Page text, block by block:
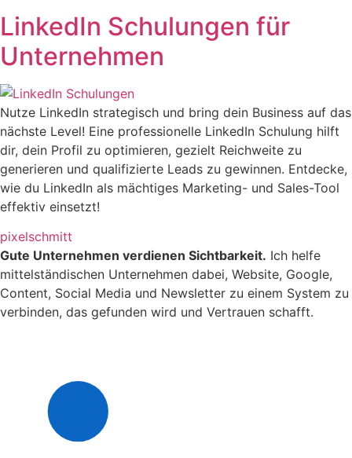
LinkedIn Schulungen für
Unternehmen
Nutze LinkedIn strategisch und bring dein Business auf das
nächste Level! Eine professionelle LinkedIn Schulung hilft
dir, dein Profil zu optimieren, gezielt Reichweite zu
generieren und qualifizierte Leads zu gewinnen. Entdecke,
wie du LinkedIn als mächtiges Marketing- und Sales-Tool
effektiv einsetzt!
pixelschmitt
Gute Unternehmen verdienen Sichtbarkeit. Ich helfe
mittelständischen Unternehmen dabei, Website, Google,
Content, Social Media und Newsletter zu einem System zu
verbinden, das gefunden wird und Vertrauen schafft.